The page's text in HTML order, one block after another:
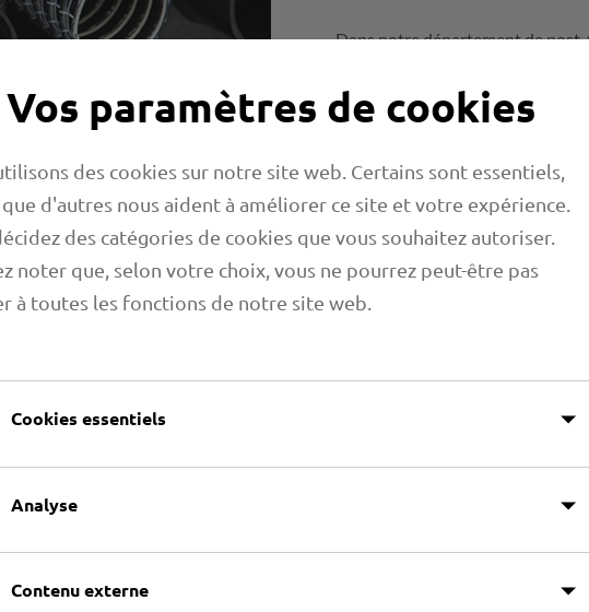
- Dans notre département de
employés expérimentés ne
longueur que vous souhaitez. Ils
lorsqu'il s'agit de connecteurs
des solutions individuelles que
livraison ne peut offrir.
répond à vos
et de montage, qui
- des pièces
systèmes complexes aux
plus loin : il s'agit d'aller
Vos paramètres de cookies
des cookies sur notre site web. Certains sont essentiels,
d'autres nous aident à améliorer ce site et votre expérience.
des catégories de cookies que vous souhaitez autoriser.
noter que, selon votre choix, vous ne pourrez peut-être pas
à toutes les fonctions de notre site web.
Cookies essentiels
Analyse
Contenu externe